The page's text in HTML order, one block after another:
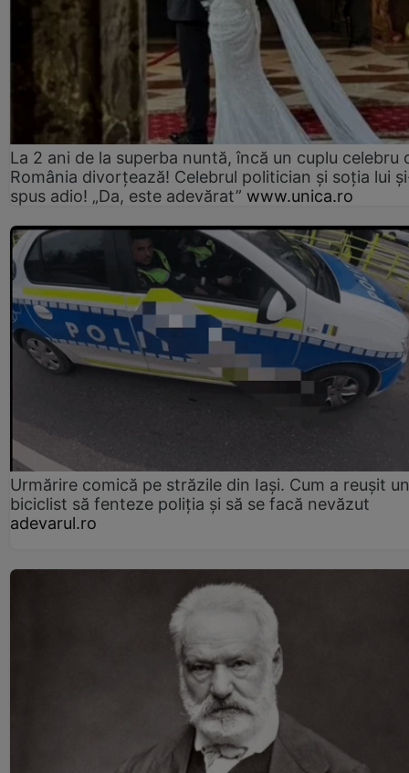
La 2 ani de la superba nuntă, încă un cuplu celebru
România divorțează! Celebrul politician și soția lui
spus adio! „Da, este adevărat” www.unica.ro
Urmărire comică pe străzile din Iași. Cum a reușit un
biciclist să fenteze poliția și să se facă nevăzut
adevarul.ro